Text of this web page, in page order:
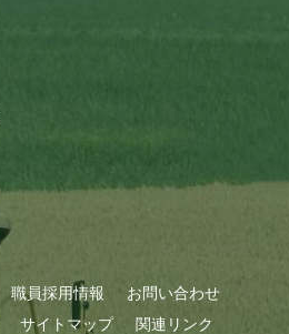
職員採用情報
お問い合わせ
サイトマップ 関連リンク